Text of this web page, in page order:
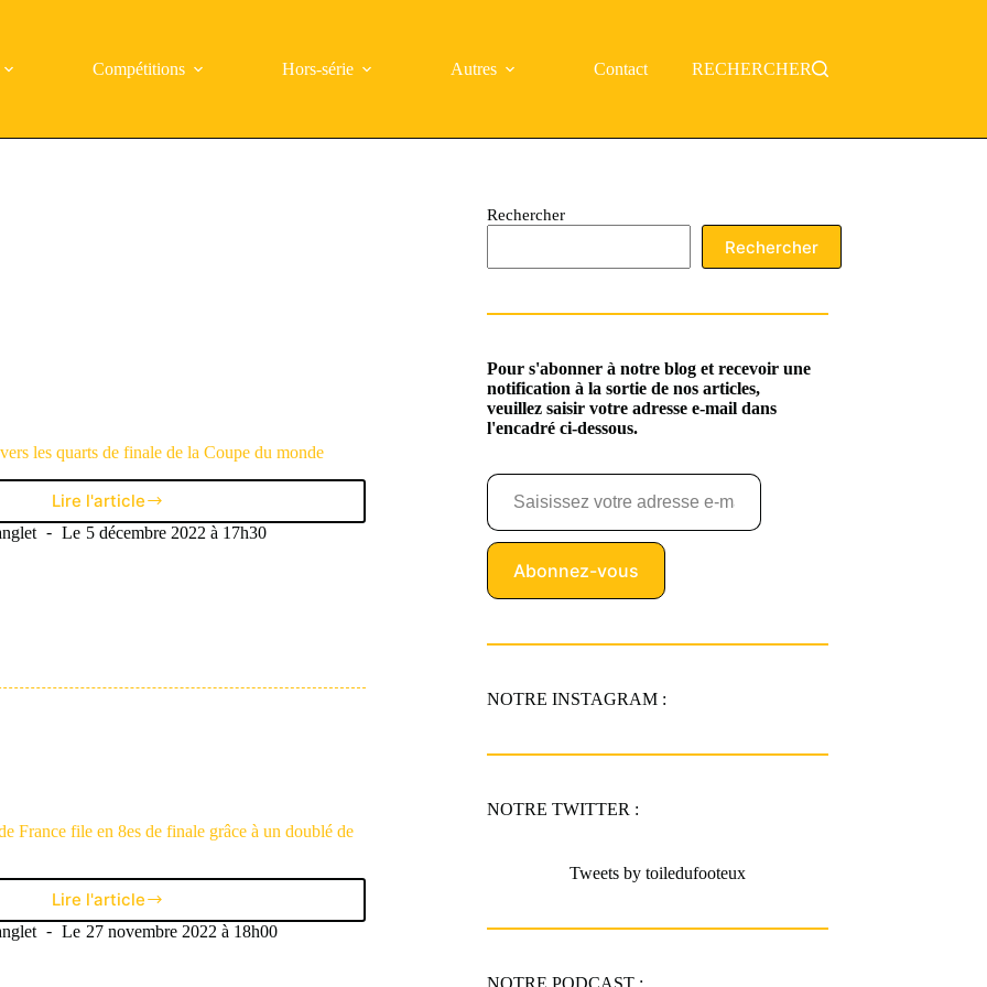
Compétitions Hors-série Autres Contact RECHERCHER
les quarts de finale de la Coupe du monde
Lire l'article
Les
Bleus
Le 5 décembre 2022 à 17h30
France file en 8es de finale grâce à un doublé de
Lire l'articleVictorieuse,
l’équipe
Le 27 novembre 2022 à 18h00
Rechercher
Rechercher
Pour s'abonner à notre blog et recevoir une
notification à la sortie de nos articles,
veuillez saisir votre adresse e-mail dans
l'encadré ci-dessous.
Saisissez votre adresse e-mail…
Abonnez-vous
NOTRE INSTAGRAM :
NOTRE TWITTER :
Tweets by toiledufooteux
NOTRE PODCAST :